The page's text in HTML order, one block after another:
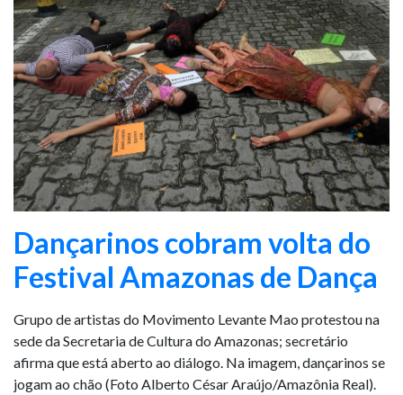
Dançarinos cobram volta do
Festival Amazonas de Dança
Grupo de artistas do Movimento Levante Mao protestou na
sede da Secretaria de Cultura do Amazonas; secretário
afirma que está aberto ao diálogo. Na imagem, dançarinos se
jogam ao chão (Foto Alberto César Araújo/Amazônia Real).